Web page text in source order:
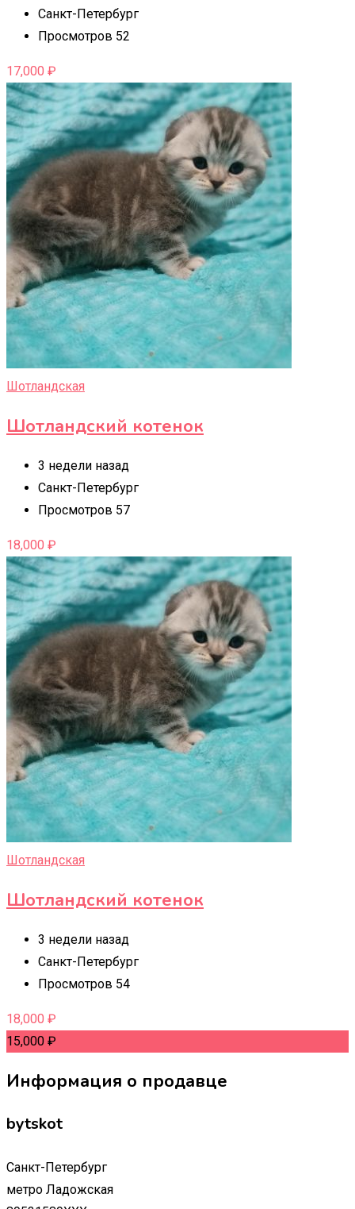
Санкт-Петербург
Просмотров 52
17,000 ₽
Шотландская
Шотландский котенок
3 недели назад
Санкт-Петербург
Просмотров 57
18,000 ₽
Шотландская
Шотландский котенок
3 недели назад
Санкт-Петербург
Просмотров 54
18,000 ₽
15,000 ₽
Информация о продавце
bytskot
Санкт-Петербург
метро Ладожская